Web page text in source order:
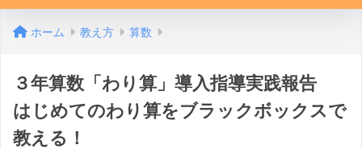
ホーム 教え方 算数
３年算数「わり算」導入指導実践報告
はじめてのわり算をブラックボックスで
教える！